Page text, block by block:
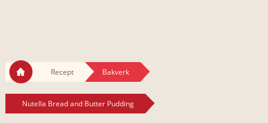
Recept Bakverk
Nutella Bread and Butter Pudding